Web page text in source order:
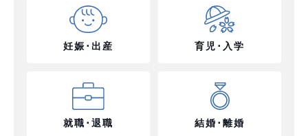
妊娠･出産 育児･入学
就職･退職 結婚･離婚